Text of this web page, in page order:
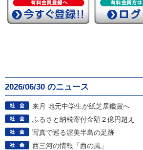
2026/06/30 のニュース
来月 地元中学生が紙芝居鑑賞へ
ふるさと納税寄付金額２億円超え
写真で巡る渥美半島の足跡
西三河の情報「西の風」